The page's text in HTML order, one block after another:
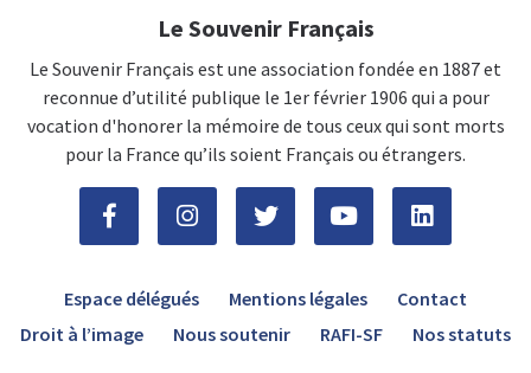
Le Souvenir Français
Le Souvenir Français est une association fondée en 1887 et
reconnue d’utilité publique le 1er février 1906 qui a pour
vocation d'honorer la mémoire de tous ceux qui sont morts
pour la France qu’ils soient Français ou étrangers.
Espace délégués Mentions légales
Contact
Droit à l’image
Nous soutenir RAFI-SF Nos statuts